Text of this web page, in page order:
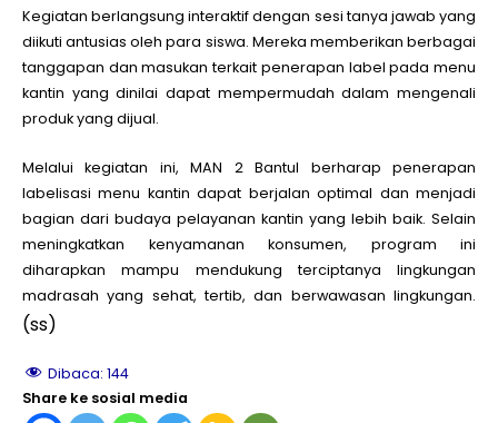
Kegiatan berlangsung interaktif dengan sesi tanya jawab yang
diikuti antusias oleh para siswa. Mereka memberikan berbagai
tanggapan dan masukan terkait penerapan label pada menu
kantin yang dinilai dapat mempermudah dalam mengenali
produk yang dijual.
Melalui kegiatan ini, MAN 2 Bantul berharap penerapan
labelisasi menu kantin dapat berjalan optimal dan menjadi
bagian dari budaya pelayanan kantin yang lebih baik. Selain
meningkatkan kenyamanan konsumen, program ini
diharapkan mampu mendukung terciptanya lingkungan
madrasah yang sehat, tertib, dan berwawasan lingkungan.
(ss)
Dibaca: 144
Share ke sosial media